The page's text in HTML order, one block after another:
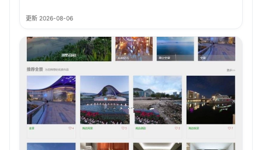
更新 2026-08-06